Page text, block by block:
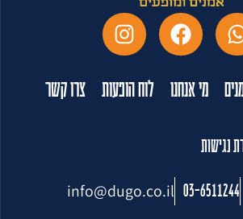
מי אנחנו לוח הופעות צרו קשר
נגישות
03-6511244
info@dugo.co.il